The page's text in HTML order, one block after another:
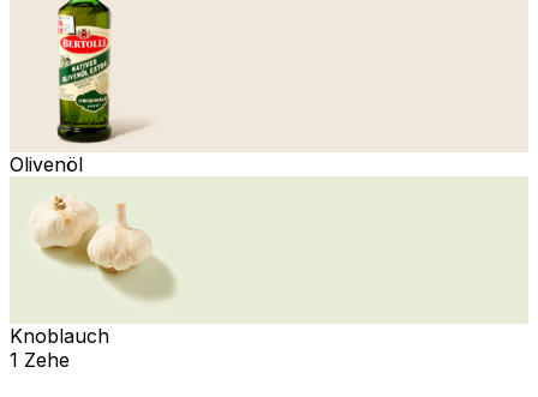
Olivenöl
Knoblauch
1 Zehe